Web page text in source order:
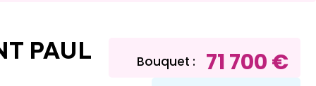
Bouquet : 71 700 €